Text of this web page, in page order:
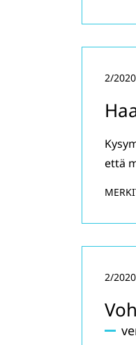
2/2020
että
2/2020